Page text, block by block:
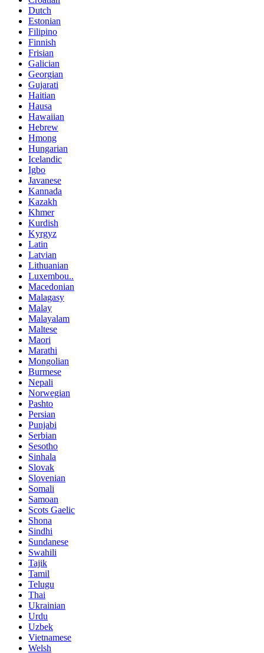
Dutch
Estonian
Filipino
Finnish
Frisian
Galician
Georgian
Gujarati
Haitian
Hausa
Hawaiian
Hebrew
Hmong
Hungarian
Icelandic
Igbo
Javanese
Kannada
Kazakh
Khmer
Kurdish
Kyrgyz
Latin
Latvian
Lithuanian
Luxembou..
Macedonian
Malagasy
Malay
Malayalam
Maltese
Maori
Marathi
Mongolian
Burmese
Nepali
Norwegian
Pashto
Persian
Punjabi
Serbian
Sesotho
Sinhala
Slovak
Slovenian
Somali
Samoan
Scots Gaelic
Shona
Sindhi
Sundanese
Swahili
Tajik
Tamil
Telugu
Thai
Ukrainian
Urdu
Uzbek
Vietnamese
Welsh